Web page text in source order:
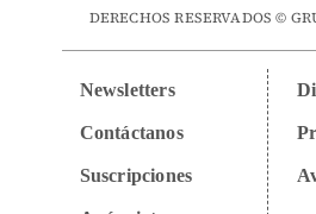
DERECHOS RESERVADOS ©
Newsletters
Contáctanos
Suscripciones